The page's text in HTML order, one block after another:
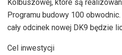
Kolbuszowej, które są
Programu budowy 100
cały odcinek nowej DK9 będzie
Cel inwestycji